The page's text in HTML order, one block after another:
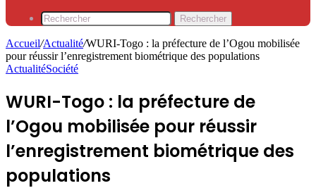
Rechercher
Accueil/Actualité/WURI-Togo : la préfecture de l’Ogou mobilisée
pour réussir l’enregistrement biométrique des populations
ActualitéSociété
WURI-Togo : la préfecture de
l’Ogou mobilisée pour réussir
l’enregistrement biométrique des
populations